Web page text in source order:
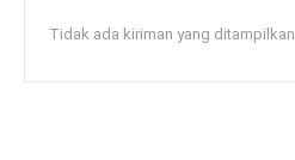
Tidak ada kiriman yang ditampilkan